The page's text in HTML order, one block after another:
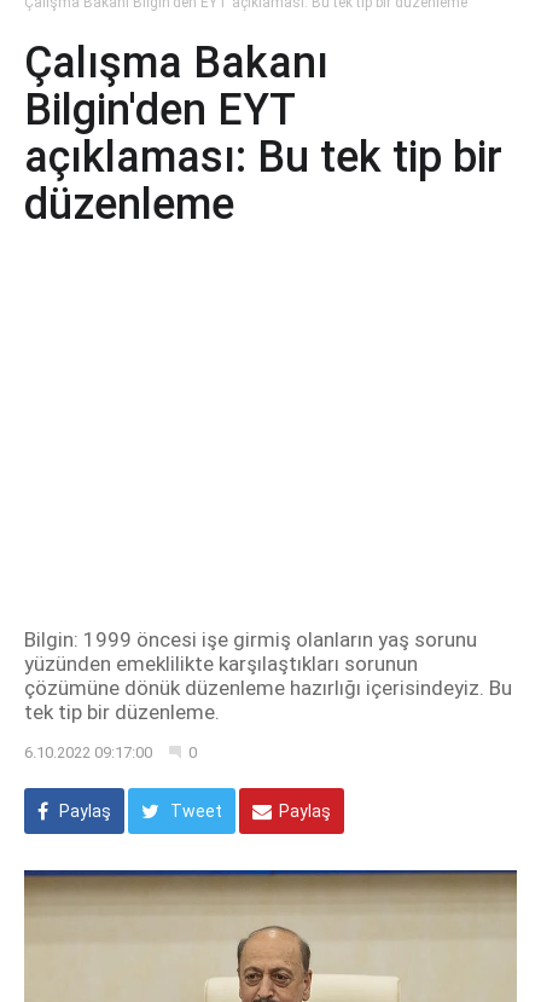
Çalışma Bakanı
Bilgin'den EYT
açıklaması: Bu tek tip bir
düzenleme
Bilgin: 1999 öncesi işe girmiş olanların yaş sorunu
yüzünden emeklilikte karşılaştıkları sorunun
çözümüne dönük düzenleme hazırlığı içerisindeyiz. Bu
tek tip bir düzenleme.
6.10.2022 09:17:00 0
Paylaş Tweet Paylaş